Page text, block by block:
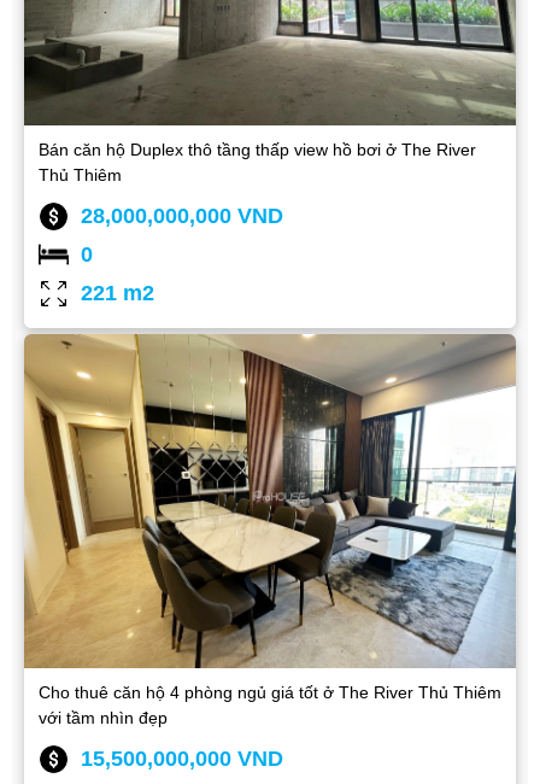
Bán căn hộ Duplex thô tầng thấp view hồ bơi ở The River
Thủ Thiêm
28,000,000,000 VND
0
221 m2
Cho thuê căn hộ 4 phòng ngủ giá tốt ở The River Thủ Thiêm
với tầm nhìn đẹp
15,500,000,000 VND